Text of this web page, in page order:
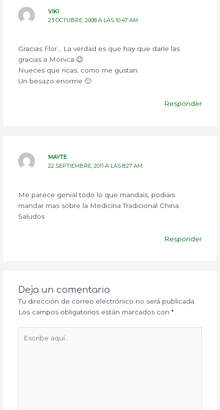
VIKI
23 OCTUBRE, 2008 A LAS 10:47 AM
Gracias Flor… La verdad es que hay que darle las
gracias a Mónica 😉
Nueces que ricas, como me gustan.
Un besazo enorme 🙂
Responder
MAYTE
22 SEPTIEMBRE, 2011 A LAS 8:27 AM
Me parece genial todo lo que mandais, podiais
mandar mas sobre la Medicina Tradicional China.
Saludos
Responder
Deja un comentario
Tu dirección de correo electrónico no será publicada.
Los campos obligatorios están marcados con *
aquí...